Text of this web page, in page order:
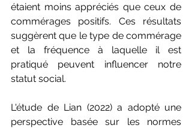
étaient moins appréciés que ceux de
commérages positifs. Ces résultats
suggèrent que le type de commérage
et la fréquence à laquelle il est
pratiqué peuvent influencer notre
statut social.
L'étude de Lian (2022) a adopté une
perspective basée sur les normes